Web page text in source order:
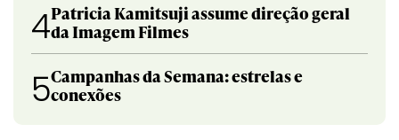
4Patricia Kamitsuji assume direção geral
da Imagem Filmes
5Campanhas da Semana: estrelas e
conexões